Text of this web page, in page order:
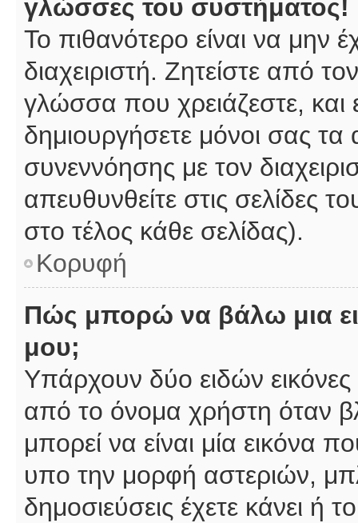
γλώσσες του συστήματος!
Το πιθανότερο είναι να μην
διαχειριστή. Ζητείστε από
γλώσσα που χρειάζεστε, και
δημιουργήσετε μόνοι σας
συνεννόησης με τον
απευθυνθείτε στις
στο τέλος κάθε σελίδας).
Κορυφή
Πώς μπορώ να βάλω μια
μου;
Υπάρχουν δύο ειδών
από το όνομα χρήστη όταν
μπορεί να είναι μία εικόνα
υπο την μορφή αστεριών,
δημοσιεύσεις έχετε κάνει